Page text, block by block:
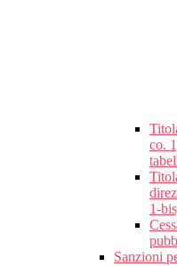
co.
1-
Sanzioni